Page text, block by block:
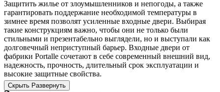
Защитить жилье от злоумышленников и непогоды, а также
гарантировать поддержание необходимой температуры в
зимнее время позволят усиленные входные двери. Выбирая
такие конструкциям важно, чтобы они не только были
стильными и презентабельно выглядели, но и выступали как
долговечный неприступный барьер. Входные двери от
фабрики Portalle сочетают в себе современный внешний вид,
надежность, прочность, длительный срок эксплуатации и
высокие защитные свойства.
Скрыть Развернуть